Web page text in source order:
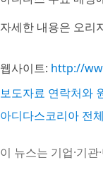
자세한 내용은 오리
웹사이트: http://
보도자료 연락처와
아디다스코리아 전
이 뉴스는 기업·기